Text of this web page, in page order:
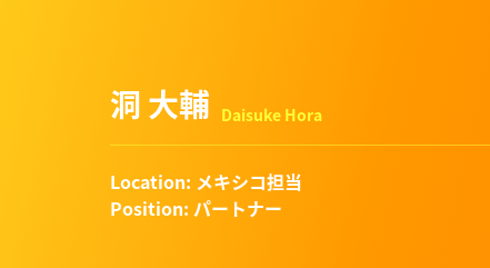
洞 大輔 Daisuke Hora
Location: メキシコ担当
Position: パートナー